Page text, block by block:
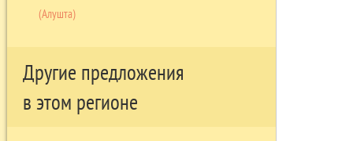
(Алушта)
Другие предложения
в этом регионе